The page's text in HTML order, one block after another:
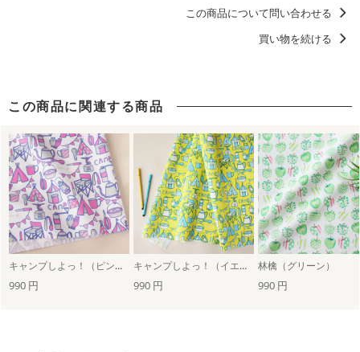
この商品について問い合わせる
買い物を続ける
この商品に関連する商品
キャンプしよっ！（ピンクパープル） キャンプしよっ！（イエロー） 林檎（グリーン）
990 円 990 円 990 円